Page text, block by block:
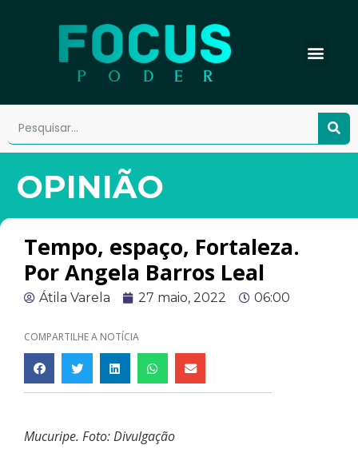
OPINIÃO
Tempo, espaço, Fortaleza.
Por Angela Barros Leal
Átila Varela 27 maio, 2022 06:00
COMPARTILHE A NOTÍCIA
Mucuripe. Foto: Divulgação